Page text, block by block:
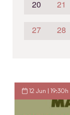
20 21
27 28
12 Jun | 19:30h